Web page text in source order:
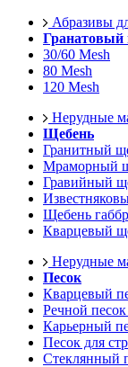
Абразивы
Гранатовый
30/60 Mesh
80 Mesh
120 Mesh
Нерудные
Щебень
Гранитный
Мраморный
Гравийный
Щебень
Кварцевый
Нерудные
Песок
Кварцевый
Речной песок
Карьерный
Песок для
Стеклянный